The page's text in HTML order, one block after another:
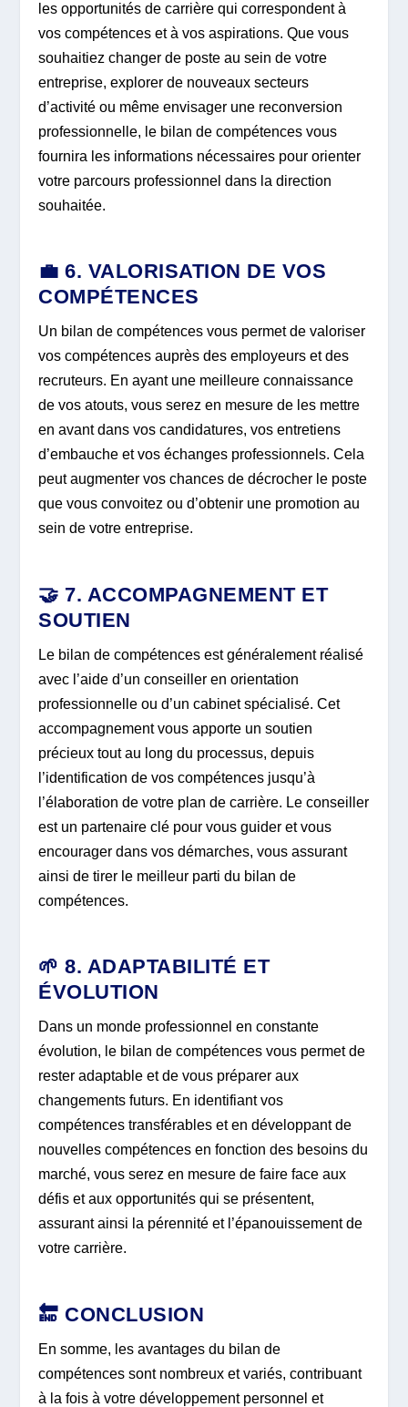
les opportunités de carrière qui correspondent à
vos compétences et à vos aspirations. Que vous
souhaitiez changer de poste au sein de votre
entreprise, explorer de nouveaux secteurs
d’activité ou même envisager une reconversion
professionnelle, le bilan de compétences vous
fournira les informations nécessaires pour orienter
votre parcours professionnel dans la direction
souhaitée.
💼 6. VALORISATION DE VOS
COMPÉTENCES
Un bilan de compétences vous permet de valoriser
vos compétences auprès des employeurs et des
recruteurs. En ayant une meilleure connaissance
de vos atouts, vous serez en mesure de les mettre
en avant dans vos candidatures, vos entretiens
d’embauche et vos échanges professionnels. Cela
peut augmenter vos chances de décrocher le poste
que vous convoitez ou d’obtenir une promotion au
sein de votre entreprise.
🤝 7. ACCOMPAGNEMENT ET
SOUTIEN
Le bilan de compétences est généralement réalisé
avec l’aide d’un conseiller en orientation
professionnelle ou d’un cabinet spécialisé. Cet
accompagnement vous apporte un soutien
précieux tout au long du processus, depuis
l’identification de vos compétences jusqu’à
l’élaboration de votre plan de carrière. Le conseiller
est un partenaire clé pour vous guider et vous
encourager dans vos démarches, vous assurant
ainsi de tirer le meilleur parti du bilan de
compétences.
🌱 8. ADAPTABILITÉ ET
ÉVOLUTION
Dans un monde professionnel en constante
évolution, le bilan de compétences vous permet de
rester adaptable et de vous préparer aux
changements futurs. En identifiant vos
compétences transférables et en développant de
nouvelles compétences en fonction des besoins du
marché, vous serez en mesure de faire face aux
défis et aux opportunités qui se présentent,
assurant ainsi la pérennité et l’épanouissement de
votre carrière.
🔚 CONCLUSION
En somme, les avantages du bilan de
compétences sont nombreux et variés, contribuant
à la fois à votre développement personnel et